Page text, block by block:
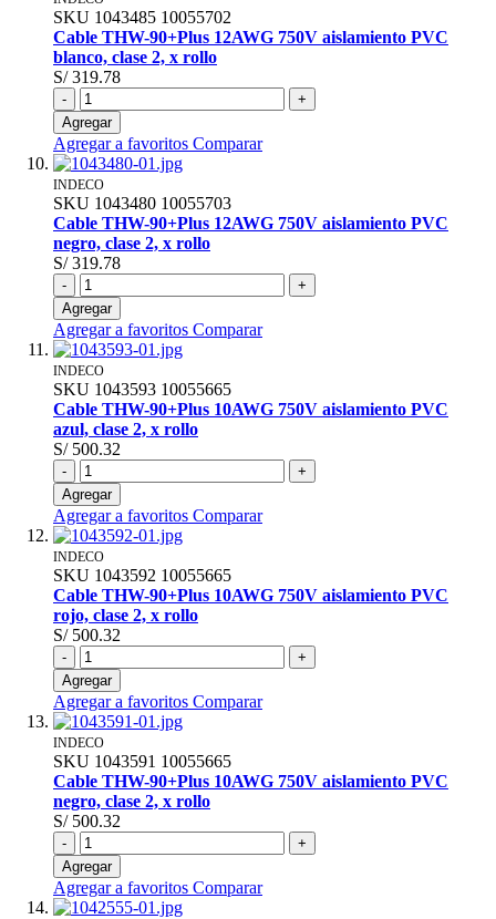
SKU 1043485 10055702
Cable THW-90+Plus 12AWG 750V aislamiento PVC
blanco, clase 2, x rollo
S/ 319.78
-
+
Agregar
Agregar a favoritos Comparar
INDECO
SKU 1043480 10055703
Cable THW-90+Plus 12AWG 750V aislamiento PVC
negro, clase 2, x rollo
S/ 319.78
-
+
Agregar
Agregar a favoritos Comparar
INDECO
SKU 1043593 10055665
Cable THW-90+Plus 10AWG 750V aislamiento PVC
azul, clase 2, x rollo
S/ 500.32
-
+
Agregar
Agregar a favoritos Comparar
INDECO
SKU 1043592 10055665
Cable THW-90+Plus 10AWG 750V aislamiento PVC
rojo, clase 2, x rollo
S/ 500.32
-
+
Agregar
Agregar a favoritos Comparar
INDECO
SKU 1043591 10055665
Cable THW-90+Plus 10AWG 750V aislamiento PVC
negro, clase 2, x rollo
S/ 500.32
-
+
Agregar
Agregar a favoritos Comparar